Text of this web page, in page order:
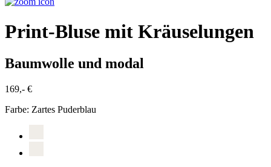
Print-Bluse mit Kräuselungen
Baumwolle und modal
169,- €
Farbe: Zartes Puderblau